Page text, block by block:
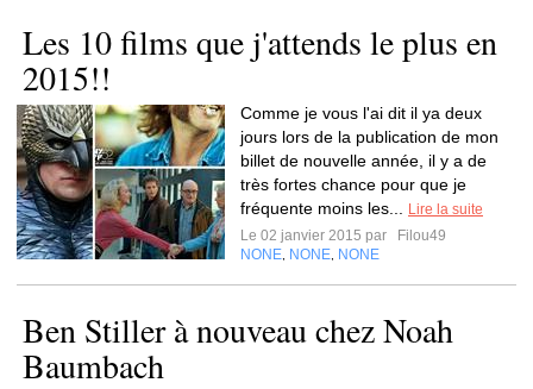
Les 10 films que j'attends le plus en
2015!!
Comme je vous l'ai dit il ya deux
jours lors de la publication de mon
billet de nouvelle année, il y a de
très fortes chance pour que je
fréquente moins les...
Lire la suite
Le 02 janvier 2015 par
Filou49
NONE NONE NONE
Ben Stiller à nouveau chez Noah
Baumbach